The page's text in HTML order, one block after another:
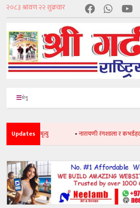
मेनु
Updates
मृत्यु नारायणी रंगशाला र कभर्डहलको